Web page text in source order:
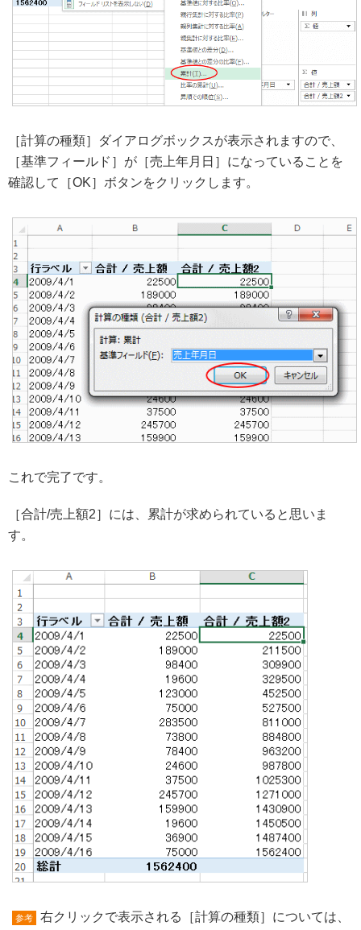
［計算の種類］ダイアログボックスが表示されますので、
［基準フィールド］が［売上年月日］になっていることを
確認して［OK］ボタンをクリックします。
これで完了です。
［合計/売上額2］には、累計が求められていると思いま
す。
参考
右クリックで表示される［計算の種類］については、